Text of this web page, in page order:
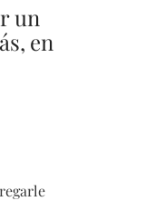
un
en